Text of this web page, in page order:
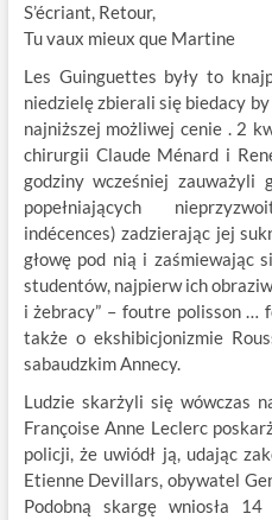
S’écriant, Retour,
Tu vaux mieux que Martine
Les Guinguettes były to
niedzielę zbierali się biedacy
najniższej możliwej cenie . 2
chirurgii Claude Ménard i
godziny wcześniej zauważyli
popełniających
indécences) zadzierając jej
głowę pod nią i zaśmiewając
studentów, najpierw ich
i żebracy” – foutre polisson …
także o ekshibicjonizmie
sabaudzkim Annecy.
Ludzie skarżyli się wówczas
Françoise Anne Leclerc
policji, że uwiódł ją, udając
Etienne Devillars, obywatel
Podobną skargę wniosła